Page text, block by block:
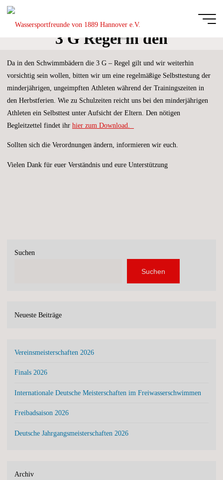
Zum
von 1889
Hannover e.V.
DIE
GANZE
DES
SCHWIMM-
WASSERBALLSPORTS
3 G Regel in den
Schwimmbädern
Start Allgemein
Da in den Schwimmbädern die 3 G – Regel gilt und wir weiterhin
vorsichtig sein wollen, bitten wir um eine regelmäßige Selbsttestung der
minderjährigen, ungeimpften Athleten während der Trainingszeiten in
den Herbstferien. Wie zu Schulzeiten reicht uns bei den minderjährigen
Athleten ein Selbsttest unter Aufsicht der Eltern. Den nötigen
Begleitzettel findet ihrhier zum Download.
Sollten sich die Verordnungen ändern, informieren wir euch.
Vielen Dank für euer Verständnis und eure Unterstützung
Suchen
Suchen
Neueste Beiträge
Vereinsmeisterschaften 2026
Finals 2026
Internationale Deutsche Meisterschaften im Freiwasserschwimmen
Freibadsaison 2026
Deutsche Jahrgangsmeisterschaften 2026
Archiv